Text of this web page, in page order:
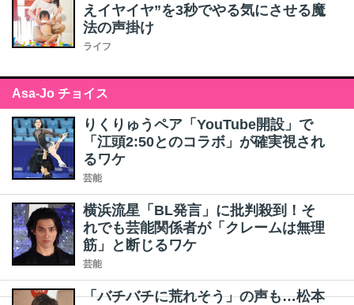
えイヤイヤ”を3秒でやる気にさせる魔
法の声掛け
ライフ
Asa-Jo チョイス
りくりゅうペア「YouTube開設」で
「江頭2:50とのコラボ」が確実視され
るワケ
芸能
横浜流星「BL発言」に批判殺到！そ
れでも芸能関係者が「クレームは無理
筋」と断じるワケ
芸能
「バチバチに荒れそう」の声も…松本